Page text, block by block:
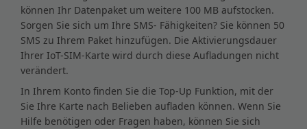
können Ihr Datenpaket um weitere 100 MB aufstocken.
Sorgen Sie sich um Ihre SMS- Fähigkeiten? Sie können 50
SMS zu Ihrem Paket hinzufügen. Die Aktivierungsdauer
Ihrer IoT-SIM-Karte wird durch diese Aufladungen nicht
verändert.
In Ihrem Konto finden Sie die Top-Up Funktion, mit der
Sie Ihre Karte nach Belieben aufladen können. Wenn Sie
Hilfe benötigen oder Fragen haben, können Sie sich